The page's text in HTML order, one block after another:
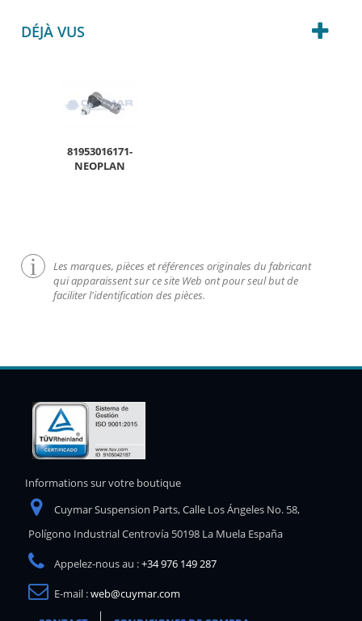
DÉJÀ VUS
81953016171-
NEOPLAN
Les marques, pièces et références originales du fabricant
qui apparaissent sur ce site Web ont pour seul but de
faciliter l'identification des pièces.
Informations sur votre boutique
Cuymar Suspension Parts, Calle Los Ángeles No. 58,
Polígono Industrial Centrovía 50198 La Muela España
Appelez-nous au :+34 976 149 287
E-mail :web@cuymar.com